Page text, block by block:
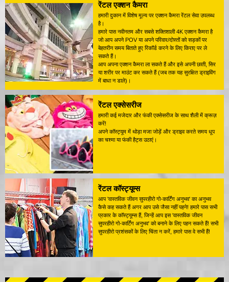
रेंटल एक्शन कैमरा
हमारी दुकान में विशेष मूल्य पर एक्शन कैमरा रेंटल सेवा उपलब्ध
है।
हमारे पास नवीनतम और सबसे शक्तिशाली 4K एक्शन कैमरा है
जो आप अपने POV या अपने परिवार/दोस्तों को सड़कों पर
बेहतरीन समय बिताते हुए रिकॉर्ड करने के लिए किराए पर ले
सकते हैं।
आप अपना एक्शन कैमरा ला सकते हैं और इसे अपनी छाती, सिर
या शरीर पर माउंट कर सकते हैं (जब तक यह सुरक्षित ड्राइविंग
में बाधा न डाले)।
रेंटल एक्सेसरीज
हमारी कई मजेदार और फंकी एक्सेसरीज के साथ शैली में क्रूज़
करें!
अपने कॉस्ट्यूम में थोड़ा मजा जोड़ें और ड्राइव करते समय धूप
का चश्मा या फंकी हैट्स उठाएं।
रेंटल कॉस्ट्यूम्स
आप 'वास्तविक जीवन सुपरहीरो गो-कार्टिंग अनुभव' का अनुभव
कैसे कह सकते हैं अगर आप उसे जैसा नहीं पहने! हमारे पास सभी
प्रकार के कॉस्ट्यूम्स हैं, जिन्हें आप इस 'वास्तविक जीवन
सुपरहीरो गो-कार्टिंग अनुभव' को बनाने के लिए पहन सकते हैं! सभी
सुपरहीरो प्रशंसकों के लिए चिंता न करें, हमारे पास वे सभी हैं!